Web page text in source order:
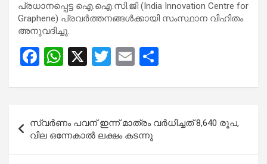
പ്രധാനപ്പെട്ട ഐ.ഐ.സി.ജി (India Innovation Centre for
Graphene) പ്രവർത്തനങ്ങൾക്കായി സംസ്ഥാന വിഹിതം
അനുവദിച്ചു.
F
ce
b
o
o
W
at
A
p
X
T
tt
er
E
ail ar
e
navigation
സ്വർണം പവന് ഇന്ന് മാത്രം വർധിച്ചത് 8,640 രൂപ,
വില ഒന്നേകാൽ ലക്ഷം കടന്നു